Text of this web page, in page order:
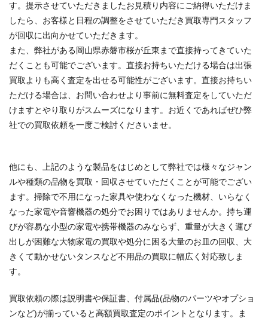
す。提示させていただきましたお見積り内容にご納得いただけま
したら、お客様と日程の調整をさせていただき買取専門スタッフ
が回収に出向かせていただきます。
また、弊社がある岡山県赤磐市桜が丘東まで直接持ってきていた
だくことも可能でございます。直接お持ちいただける場合は出張
買取よりも高く査定を出せる可能性がございます。直接お持ちい
ただける場合は、お問い合わせより事前に無料査定をしていただ
けますとやり取りがスムーズになります。お近くであればぜひ弊
社での買取依頼を一度ご検討くださいませ。
他にも、上記のような製品をはじめとして弊社では様々なジャン
ルや種類の品物を買取・回収させていただくことが可能でござい
ます。掃除で不用になった家具や使わなくなった機材、いらなく
なった家電や音響機器の処分でお困りではありませんか。持ち運
びが容易な小型の家電や携帯機器のみならず、重量が大きく運び
出しが困難な大物家電の買取や処分に困る大量のお皿の回収、大
きくて動かせないタンスなど不用品の買取に幅広く対応致しま
す。
買取依頼の際は説明書や保証書、付属品(品物のパーツやオプショ
ンなど)が揃っていると高額買取査定のポイントとなります。ま